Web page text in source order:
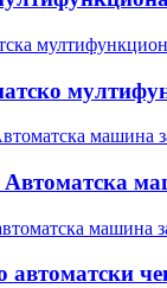
автоматски